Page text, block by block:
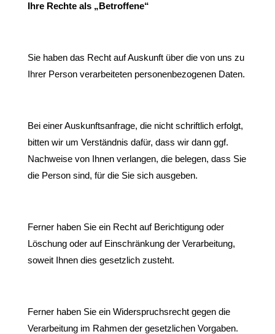
Ihre Rechte als „Betroffene“
Sie haben das Recht auf Auskunft über die von uns zu
Ihrer Person verarbeiteten personenbezogenen Daten.
Bei einer Auskunftsanfrage, die nicht schriftlich erfolgt,
bitten wir um Verständnis dafür, dass wir dann ggf.
Nachweise von Ihnen verlangen, die belegen, dass Sie
die Person sind, für die Sie sich ausgeben.
Ferner haben Sie ein Recht auf Berichtigung oder
Löschung oder auf Einschränkung der Verarbeitung,
soweit Ihnen dies gesetzlich zusteht.
Ferner haben Sie ein Widerspruchsrecht gegen die
Verarbeitung im Rahmen der gesetzlichen Vorgaben.